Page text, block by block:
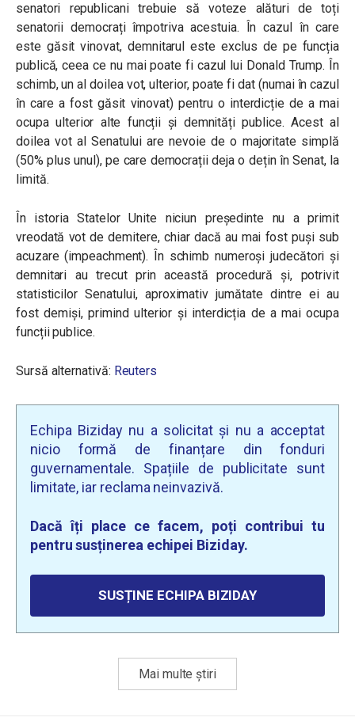
senatori republicani trebuie să voteze alături de toți
senatorii democrați împotriva acestuia. În cazul în care
este găsit vinovat, demnitarul este exclus de pe funcția
publică, ceea ce nu mai poate fi cazul lui Donald Trump. În
schimb, un al doilea vot, ulterior, poate fi dat (numai în cazul
în care a fost găsit vinovat) pentru o interdicție de a mai
ocupa ulterior alte funcții și demnități publice. Acest al
doilea vot al Senatului are nevoie de o majoritate simplă
(50% plus unul), pe care democrații deja o dețin în Senat, la
limită.
În istoria Statelor Unite niciun președinte nu a primit
vreodată vot de demitere, chiar dacă au mai fost puși sub
acuzare (impeachment). În schimb numeroși judecători și
demnitari au trecut prin această procedură și, potrivit
statisticilor Senatului, aproximativ jumătate dintre ei au
fost demiși, primind ulterior și interdicția de a mai ocupa
funcții publice.
Sursă alternativă: Reuters
Echipa Biziday nu a solicitat și nu a acceptat
nicio formă de finanțare din fonduri
guvernamentale. Spațiile de publicitate sunt
limitate, iar reclama neinvazivă.
Dacă îți place ce facem, poți contribui tu
pentru susținerea echipei Biziday.
SUSȚINE ECHIPA BIZIDAY
Mai multe știri